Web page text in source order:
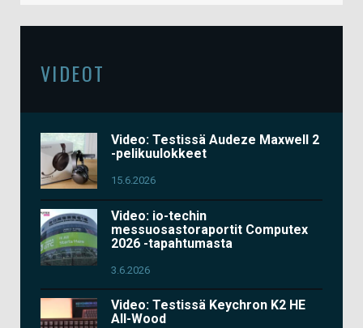
VIDEOT
Video: Testissä Audeze Maxwell 2
-pelikuulokkeet
15.6.2026
Video: io-techin
messuosastoraportit Computex
2026 -tapahtumasta
3.6.2026
Video: Testissä Keychron K2 HE
All-Wood